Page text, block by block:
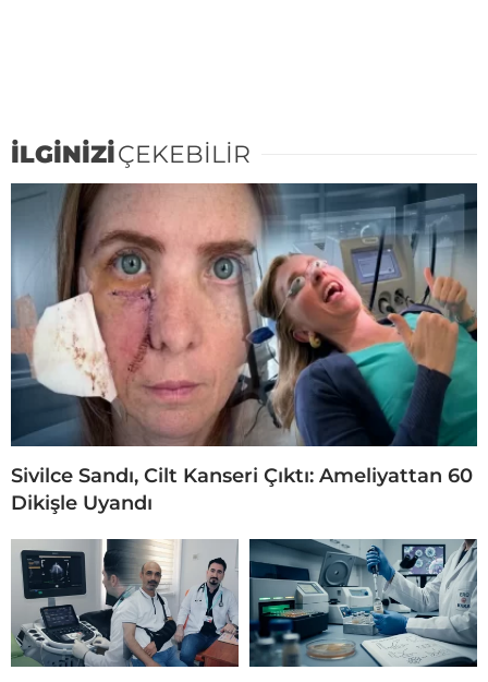
İLGİNİZİÇEKEBİLİR
Sivilce Sandı, Cilt Kanseri Çıktı: Ameliyattan 60
Dikişle Uyandı